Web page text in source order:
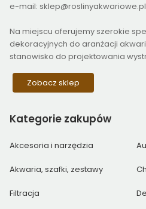
e-mail: sklep@roslinyakwariowe.pl
Na miejscu oferujemy szerokie
dekoracyjnych do aranżacji
stanowisko do projektowania
Zobacz sklep
Kategorie zakupów
Akcesoria i narzędzia
Akwaria, szafki, zestawy
Filtracja